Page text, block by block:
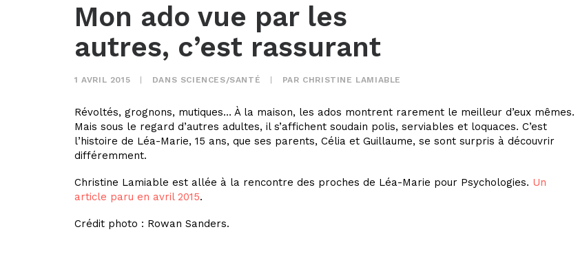
Mon ado vue par les
autres, c’est rassurant
1 AVRIL 2015 DANS SCIENCES/SANTÉ PAR CHRISTINE LAMIABLE
Révoltés, grognons, mutiques… À la maison, les ados montrent rarement le meilleur d’eux mêmes.
Mais sous le regard d’autres adultes, il s’affichent soudain polis, serviables et loquaces. C’est
l’histoire de Léa-Marie, 15 ans, que ses parents, Célia et Guillaume, se sont surpris à découvrir
différemment.
Christine Lamiable est allée à la rencontre des proches de Léa-Marie pour Psychologies. Un
article paru en avril 2015.
Crédit photo : Rowan Sanders.